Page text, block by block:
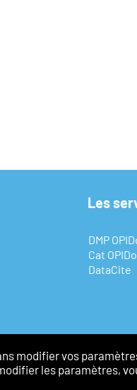
Les
DMP
Cat
DataCite
modifier vos
les paramètres,